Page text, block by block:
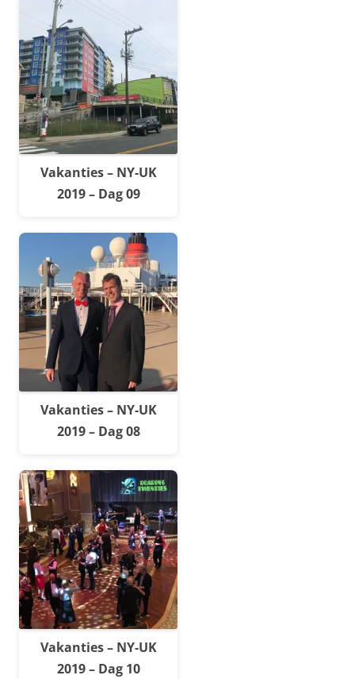
Vakanties – NY-UK
2019 – Dag 09
Vakanties – NY-UK
2019 – Dag 08
Vakanties – NY-UK
2019 – Dag 10